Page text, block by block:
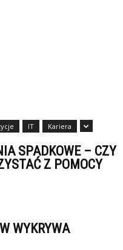
IT Kariera
SPADKOWE – CZY
Z POMOCY
WYKRYWA